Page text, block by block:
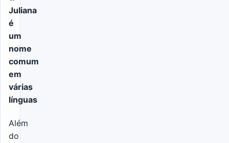
Juliana
é
um
nome
comum
em
várias
línguas
Além
do